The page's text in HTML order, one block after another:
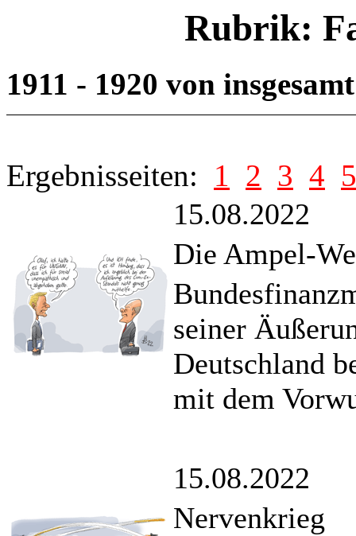
Rubrik:
1911 - 1920 von
Ergebnisseiten: 1 2 3 4 5
15.08.2022
Die Ampel-
seiner
Deutschland
mit dem
15.08.2022
Nervenkrieg